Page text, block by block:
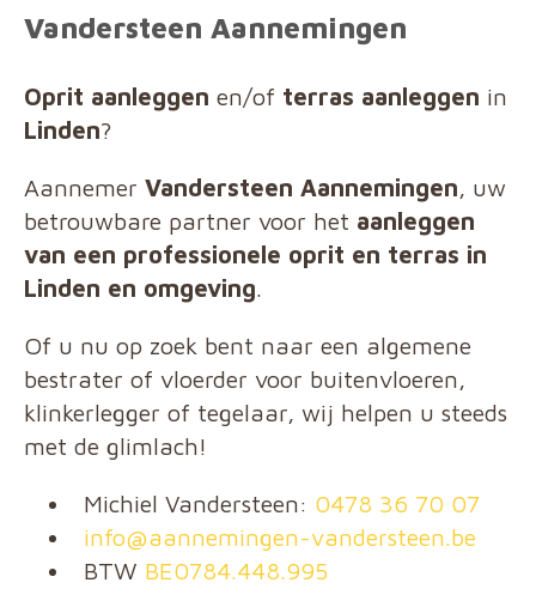
Vandersteen Aannemingen
Oprit aanleggen en/of terras aanleggen in
Linden?
Aannemer Vandersteen Aannemingen, uw
betrouwbare partner voor het aanleggen
van een professionele oprit en terras in
Linden en omgeving.
Of u nu op zoek bent naar een algemene
bestrater of vloerder voor buitenvloeren,
klinkerlegger of tegelaar, wij helpen u steeds
met de glimlach!
Michiel Vandersteen: 0478 36 70 07
info@aannemingen-vandersteen.be
BTW BE0784.448.995